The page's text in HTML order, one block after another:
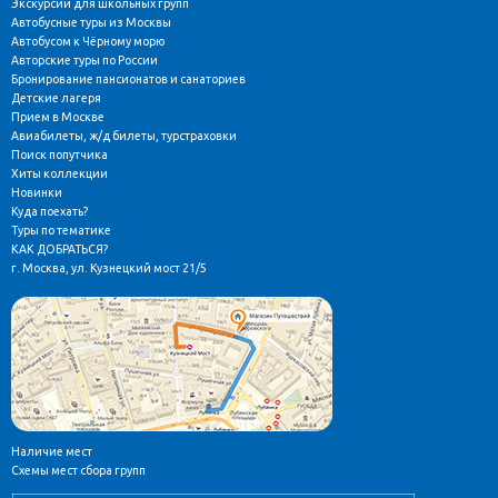
Экскурсии для школьных групп
Автобусные туры из Москвы
Автобусом к Чёрному морю
Авторские туры по России
Бронирование пансионатов и санаториев
Детские лагеря
Прием в Москве
Авиабилеты, ж/д билеты, турстраховки
Поиск попутчика
Хиты коллекции
Новинки
Куда поехать?
Туры по тематике
КАК ДОБРАТЬСЯ?
г. Москва, ул. Кузнецкий мост 21/5
Наличие мест
Схемы мест сбора групп